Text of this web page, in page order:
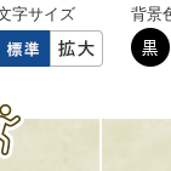
字サイズ
背景